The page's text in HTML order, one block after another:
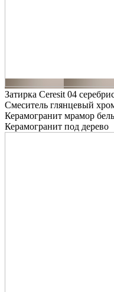
Затирка Ceresit 04
Смеситель глянцевый
Керамогранит мрамор
Керамогранит под дерево